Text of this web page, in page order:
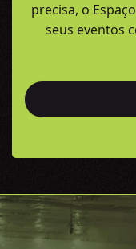
precisa, o
seus eventos